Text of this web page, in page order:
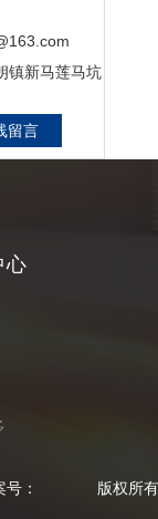
屹网络
镇新马莲马坑
留言
心
： 版权所有：